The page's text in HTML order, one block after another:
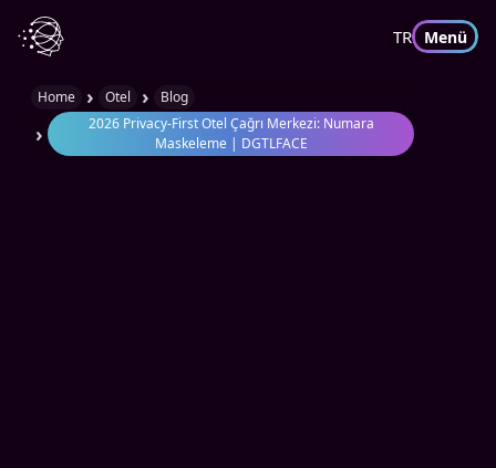
TR Menü
Home › Otel › Blog
›
2026 Privacy-First Otel Çağrı Merkezi: Numara
Maskeleme | DGTLFACE